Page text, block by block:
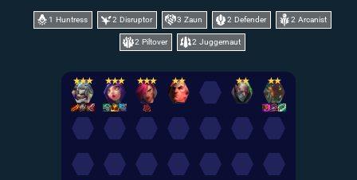
1 Huntress 2 Disruptor 3 Zaun 2 Defender 2 Arcanist
2 Piltover 2 Juggernaut
✭✭✭ ✭✭✭ ✭✭✭ ✭✭ ✭✭ ✭✭